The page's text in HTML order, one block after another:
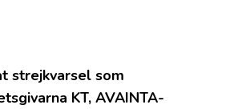
strejkvarsel som
KT, AVAINTA-